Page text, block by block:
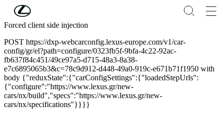
Συνέχεια στο κύριο περιεχόμενο
Forced client side injection
POST https://dxp-webcarconfig.lexus-europe.com/v1/car-
config/gr/el?path=configure/0323fb5f-9bfa-4c22-92ac-
fb637f84c451/49ce97a5-d715-48a3-8a38-
e7c6895065b3&c=78c9d912-d448-49a0-919c-e671b71f1950 with
body {"reduxState":{"carConfigSettings":{"loadedStepUrls":
{"configure":"https://www.lexus.gr/new-
cars/nx/build","specs":"https://www.lexus.gr/new-
cars/nx/specifications"}}}}